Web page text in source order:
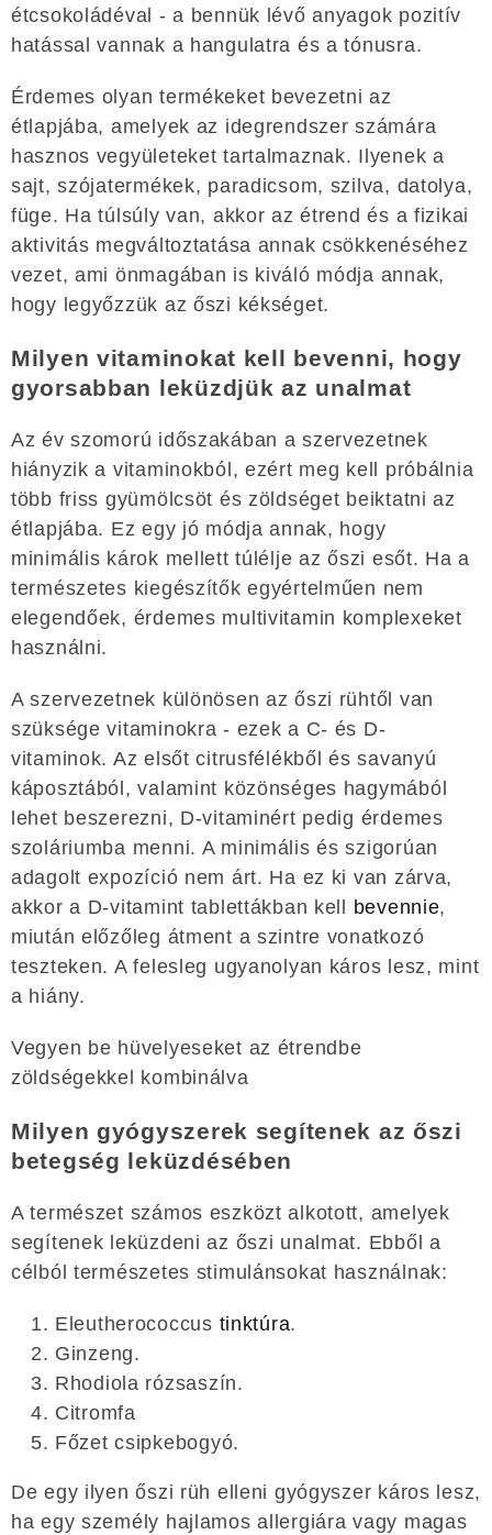
étcsokoládéval - a bennük lévő anyagok pozitív
hatással vannak a hangulatra és a tónusra.
Érdemes olyan termékeket bevezetni az
étlapjába, amelyek az idegrendszer számára
hasznos vegyületeket tartalmaznak. Ilyenek a
sajt, szójatermékek, paradicsom, szilva, datolya,
füge. Ha túlsúly van, akkor az étrend és a fizikai
aktivitás megváltoztatása annak csökkenéséhez
vezet, ami önmagában is kiváló módja annak,
hogy legyőzzük az őszi kékséget.
Milyen vitaminokat kell bevenni, hogy
gyorsabban leküzdjük az unalmat
Az év szomorú időszakában a szervezetnek
hiányzik a vitaminokból, ezért meg kell próbálnia
több friss gyümölcsöt és zöldséget beiktatni az
étlapjába. Ez egy jó módja annak, hogy
minimális károk mellett túlélje az őszi esőt. Ha a
természetes kiegészítők egyértelműen nem
elegendőek, érdemes multivitamin komplexeket
használni.
A szervezetnek különösen az őszi rühtől van
szüksége vitaminokra - ezek a C- és D-
vitaminok. Az elsőt citrusfélékből és savanyú
káposztából, valamint közönséges hagymából
lehet beszerezni, D-vitaminért pedig érdemes
szoláriumba menni. A minimális és szigorúan
adagolt expozíció nem árt. Ha ez ki van zárva,
akkor a D-vitamint tablettákban kell bevennie,
miután előzőleg átment a szintre vonatkozó
teszteken. A felesleg ugyanolyan káros lesz, mint
a hiány.
Vegyen be hüvelyeseket az étrendbe
zöldségekkel kombinálva
Milyen gyógyszerek segítenek az őszi
betegség leküzdésében
A természet számos eszközt alkotott, amelyek
segítenek leküzdeni az őszi unalmat. Ebből a
célból természetes stimulánsokat használnak:
Eleutherococcus tinktúra.
Ginzeng.
Rhodiola rózsaszín.
Citromfa
Főzet csipkebogyó.
De egy ilyen őszi rüh elleni gyógyszer káros lesz,
ha egy személy hajlamos allergiára vagy magas